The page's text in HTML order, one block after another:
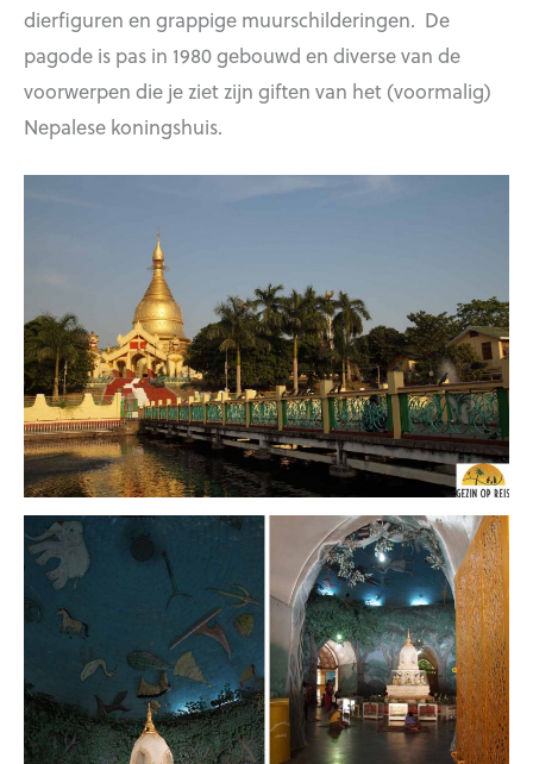
dierfiguren en grappige muurschilderingen. De
pagode is pas in 1980 gebouwd en diverse van de
voorwerpen die je ziet zijn giften van het (voormalig)
Nepalese koningshuis.